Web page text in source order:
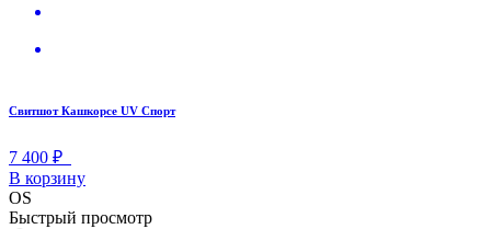
Свитшот Кашкорсе UV Спорт
7 400 ₽
В корзину
OS
Быстрый просмотр